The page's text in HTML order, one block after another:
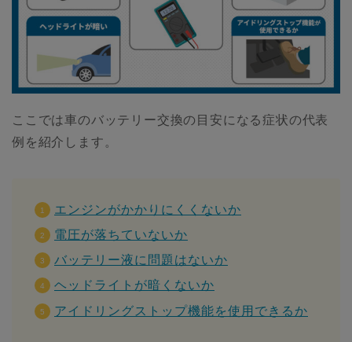
ここでは車のバッテリー交換の目安になる症状の代表
例を紹介します。
エンジンがかかりにくくないか
電圧が落ちていないか
バッテリー液に問題はないか
ヘッドライトが暗くないか
アイドリングストップ機能を使用できるか